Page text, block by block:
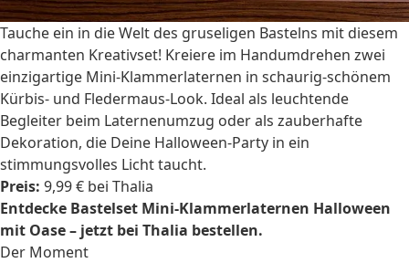
Tauche ein in die Welt des gruseligen Bastelns mit diesem
charmanten Kreativset! Kreiere im Handumdrehen zwei
einzigartige Mini-Klammerlaternen in schaurig-schönem
Kürbis- und Fledermaus-Look. Ideal als leuchtende
Begleiter beim Laternenumzug oder als zauberhafte
Dekoration, die Deine Halloween-Party in ein
stimmungsvolles Licht taucht.
Preis: 9,99 € bei Thalia
Entdecke Bastelset Mini-Klammerlaternen Halloween
mit Oase – jetzt bei Thalia bestellen.
Der Moment